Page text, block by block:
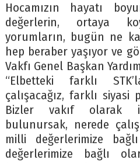
Hocamızın hayatı
değerlerin, ortaya
yorumların, bugün ne
hep beraber yaşıyor ve
Vakfı Genel Başkan
“Elbetteki farklı
çalışacağız, farklı siyasi
Bizler vakıf olarak
bulunursak, nerede
milli değerlerimize
değerlerimize bağlı